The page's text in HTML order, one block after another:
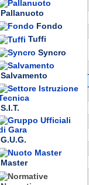
Pallanuoto
Fondo
Tuffi
Syncro
Salvamento
S.I.T.
G.U.G.
Master